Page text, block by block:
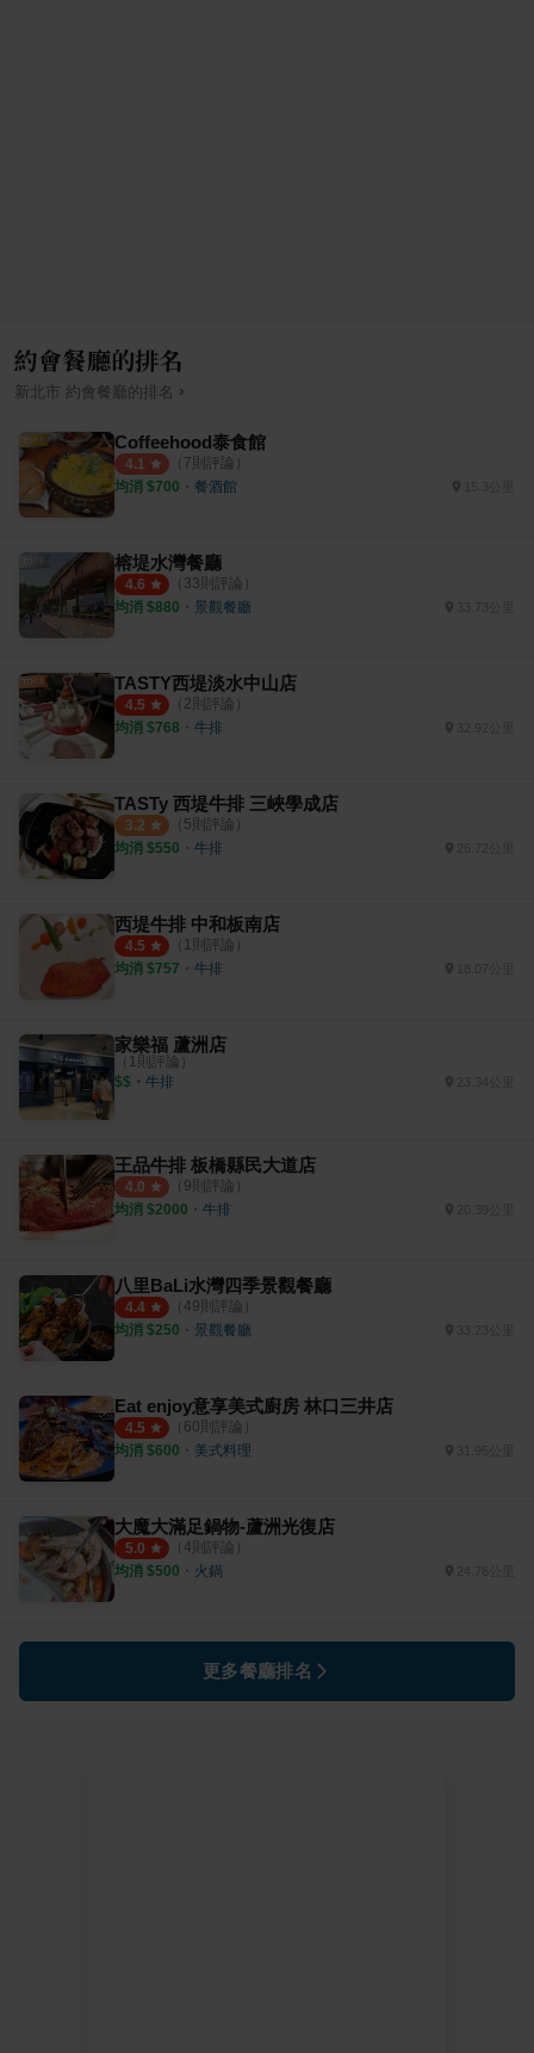
約會餐廳的排名
新北市 約會餐廳的排名 ›
Coffeehood泰食館
4.1 （ 7則評論）
均消 $700 ・ 餐酒館 15.3公里
榕堤水灣餐廳
4.6 （ 33則評論）
均消 $880 ・ 景觀餐廳
TASTY西堤淡水中山店
4.5 （ 2則評論）
均消 $768 ・ 牛排
TASTy 西堤牛排 三峽學成店
3.2 （ 5則評論）
均消 $550 ・ 牛排
西堤牛排 中和板南店
4.5 （ 1 則評論）
均消 $757 ・ 牛排
家樂福 蘆洲店
（ 1 則評論）
$$ ・ 牛排 23.34公里
王品牛排 板橋縣民大道店
4.0 （ 9則評論）
均消 $2000 ・ 牛排
八里BaLi水灣四季景觀餐廳
4.4 （ 49則評論）
均消 $250 ・ 景觀餐廳
Eat enjoy意享美式廚房 林口三井店
4.5 （ 60則評論）
均消 $600 ・ 美式料理 31.95公里
大魔大滿足鍋物-蘆洲光復店
5.0 （ 4則評論）
均消 $500 ・ 火鍋 24.76公里
更多餐廳排名